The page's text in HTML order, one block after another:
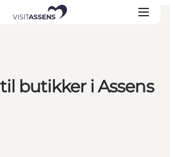
butikker i Assens